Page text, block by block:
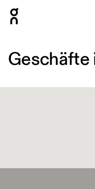
Geschäfte